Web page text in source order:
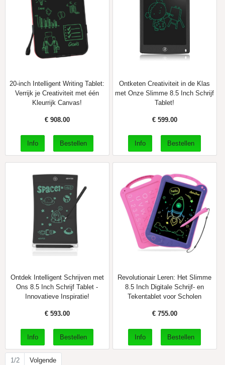
20-inch Intelligent Writing Tablet:
Verrijk je Creativiteit met één
Kleurrijk Canvas!
€ 908.00
Ontketen Creativiteit in de Klas
met Onze Slimme 8.5 Inch Schrijf
Tablet!
€ 599.00
Ontdek Intelligent Schrijven met
Ons 8.5 Inch Schrijf Tablet -
Innovatieve Inspiratie!
€ 593.00
Revolutionair Leren: Het Slimme
8.5 Inch Digitale Schrijf- en
Tekentablet voor Scholen
€ 755.00
1/2 Volgende